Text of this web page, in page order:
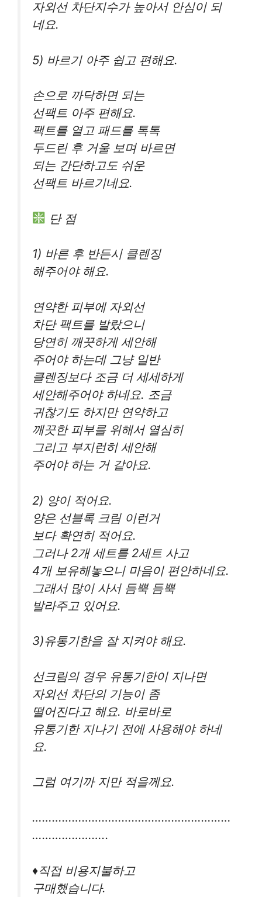
자외선 차단지수가 높아서 안심이 되
네요.
5) 바르기 아주 쉽고 편해요.
손으로 까닥하면 되는
선팩트 아주 편해요.
팩트를 열고 패드를 톡톡
두드린 후 거울 보며 바르면
되는 간단하고도 쉬운
선팩트 바르기네요.
단 점
1) 바른 후 반든시 클렌징
해주어야 해요.
연약한 피부에 자외선
차단 팩트를 발랐으니
당연히 깨끗하게 세안해
주어야 하는데 그냥 일반
클렌징보다 조금 더 세세하게
세안해주어야 하네요. 조금
귀찮기도 하지만 연약하고
깨끗한 피부를 위해서 열심히
그리고 부지런히 세안해
주어야 하는 거 같아요.
2) 양이 적어요.
양은 선블록 크림 이런거
보다 확연히 적어요.
그러나 2개 세트를 2세트 사고
4개 보유해놓으니 마음이 편안하네요.
그래서 많이 사서 듬뿍 듬뿍
발라주고 있어요.
3)유통기한을 잘 지켜야 해요.
선크림의 경우 유통기한이 지나면
자외선 차단의 기능이 좀
떨어진다고 해요. 바로바로
유통기한 지나기 전에 사용해야 하네
요.
그럼 여기까 지만 적을께요.
……………………………………………………
…………………..
♦️직접 비용지불하고
구매했습니다.